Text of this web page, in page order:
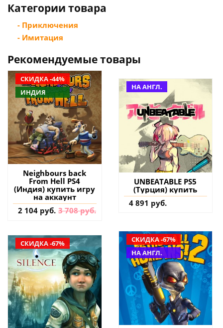
Категории товара
- Приключения
- Имитация
Рекомендуемые товары
СКИДКА -44%
ИНДИЯ
Neighbours back
From Hell PS4
(Индия) купить игру
на аккаунт
2 104 руб. 3 708 руб.
НА АНГЛ.
UNBEATABLE PS5
(Турция) купить
4 891 руб.
СКИДКА -67%
СКИДКА -67%
НА АНГЛ.